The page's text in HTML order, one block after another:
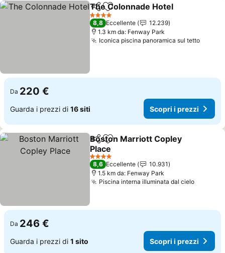
CondividiAggiungi ai preferiti
The Colonnade Hotel
4 Stelle
8,8 Eccellente
12.239
1.3 km da: Fenway Park
Iconica piscina panoramica sul tetto
Da 220 €
Guarda i prezzi di 16 siti Scopri i prezzi
CondividiAggiungi ai preferiti
Boston Marriott Copley
Place
4 Stelle
8,6 Eccellente
10.931
1.5 km da: Fenway Park
Piscina interna illuminata dal cielo
Da 246 €
Guarda i prezzi di 1 sito Scopri i prezzi